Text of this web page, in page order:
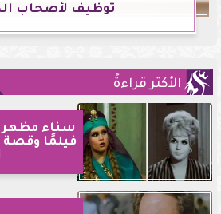
توظيف لأصحاب
الأكثر قراءةً
فيلمًا وقصة